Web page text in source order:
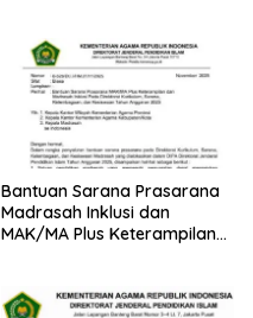
Bantuan Sarana Prasarana
Madrasah Inklusi dan
MAK/MA Plus Keterampilan